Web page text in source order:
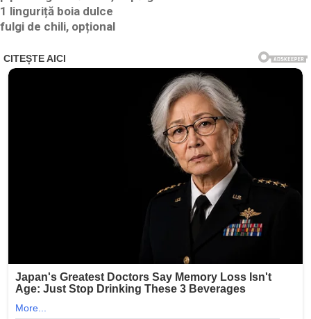
1 linguriță boia dulce
fulgi de chili, opțional